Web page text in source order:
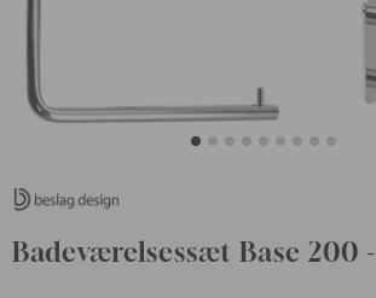
Badeværelsessæt Base 200